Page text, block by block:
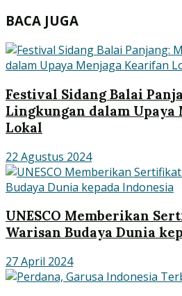
BACA JUGA
Festival Sidang Balai
Lingkungan dalam Upaya
Lokal
22 Agustus 2024
UNESCO Memberikan
Warisan Budaya Dunia
27 April 2024